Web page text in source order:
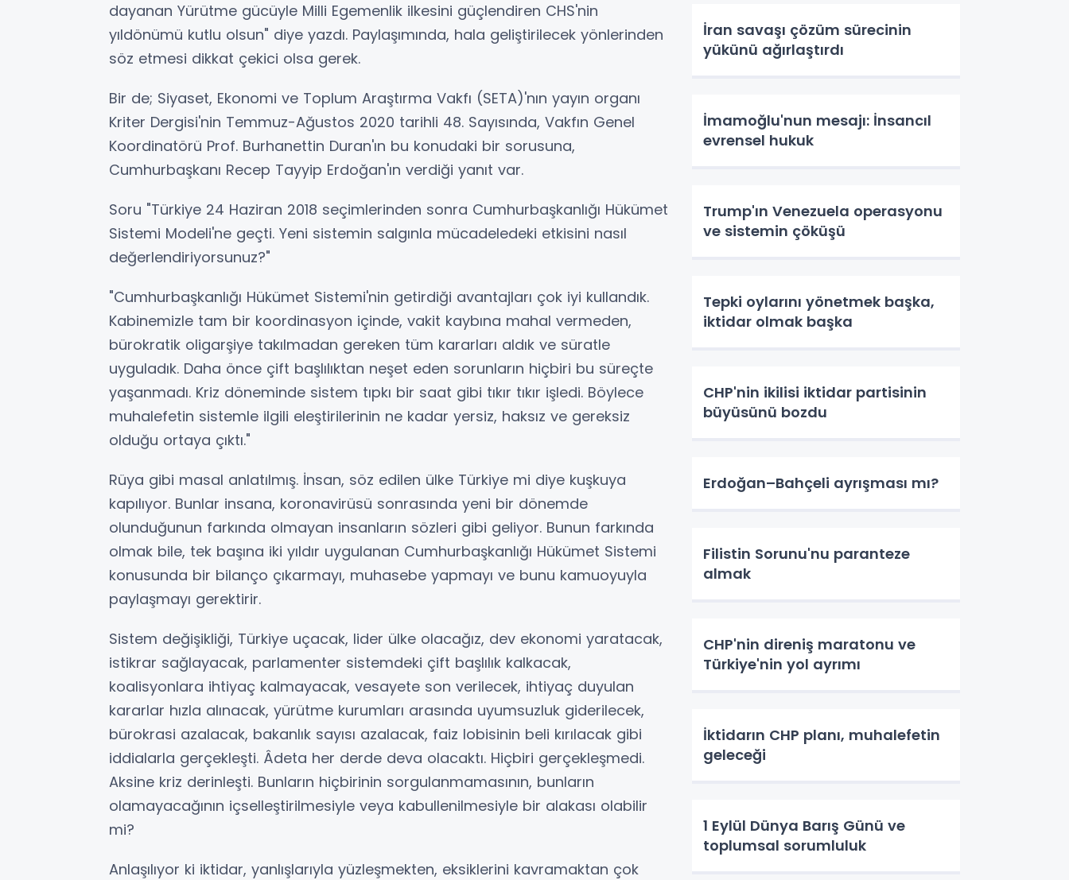
dayanan Yürütme gücüyle Milli Egemenlik ilkesini güçlendiren CHS'nin
yıldönümü kutlu olsun" diye yazdı. Paylaşımında, hala geliştirilecek yönlerinden
söz etmesi dikkat çekici olsa gerek.
Bir de; Siyaset, Ekonomi ve Toplum Araştırma Vakfı (SETA)'nın yayın organı
Kriter Dergisi'nin Temmuz-Ağustos 2020 tarihli 48. Sayısında, Vakfın Genel
Koordinatörü Prof. Burhanettin Duran'ın bu konudaki bir sorusuna,
Cumhurbaşkanı Recep Tayyip Erdoğan'ın verdiği yanıt var.
Soru "Türkiye 24 Haziran 2018 seçimlerinden sonra Cumhurbaşkanlığı Hükümet
Sistemi Modeli'ne geçti. Yeni sistemin salgınla mücadeledeki etkisini nasıl
değerlendiriyorsunuz?"
"Cumhurbaşkanlığı Hükümet Sistemi'nin getirdiği avantajları çok iyi kullandık.
Kabinemizle tam bir koordinasyon içinde, vakit kaybına mahal vermeden,
bürokratik oligarşiye takılmadan gereken tüm kararları aldık ve süratle
uyguladık. Daha önce çift başlılıktan neşet eden sorunların hiçbiri bu süreçte
yaşanmadı. Kriz döneminde sistem tıpkı bir saat gibi tıkır tıkır işledi. Böylece
muhalefetin sistemle ilgili eleştirilerinin ne kadar yersiz, haksız ve gereksiz
olduğu ortaya çıktı."
Rüya gibi masal anlatılmış. İnsan, söz edilen ülke Türkiye mi diye kuşkuya
kapılıyor. Bunlar insana, koronavirüsü sonrasında yeni bir dönemde
olunduğunun farkında olmayan insanların sözleri gibi geliyor. Bunun farkında
olmak bile, tek başına iki yıldır uygulanan Cumhurbaşkanlığı Hükümet Sistemi
konusunda bir bilanço çıkarmayı, muhasebe yapmayı ve bunu kamuoyuyla
paylaşmayı gerektirir.
Sistem değişikliği, Türkiye uçacak, lider ülke olacağız, dev ekonomi yaratacak,
istikrar sağlayacak, parlamenter sistemdeki çift başlılık kalkacak,
koalisyonlara ihtiyaç kalmayacak, vesayete son verilecek, ihtiyaç duyulan
kararlar hızla alınacak, yürütme kurumları arasında uyumsuzluk giderilecek,
bürokrasi azalacak, bakanlık sayısı azalacak, faiz lobisinin beli kırılacak gibi
iddialarla gerçekleşti. Âdeta her derde deva olacaktı. Hiçbiri gerçekleşmedi.
Aksine kriz derinleşti. Bunların hiçbirinin sorgulanmamasının, bunların
olamayacağının içselleştirilmesiyle veya kabullenilmesiyle bir alakası olabilir
mi?
Anlaşılıyor ki iktidar, yanlışlarıyla yüzleşmekten, eksiklerini kavramaktan çok
İran savaşı çözüm sürecinin
yükünü ağırlaştırdı
İmamoğlu'nun mesajı: İnsancıl
evrensel hukuk
Trump'ın Venezuela operasyonu
ve sistemin çöküşü
Tepki oylarını yönetmek başka,
iktidar olmak başka
CHP'nin ikilisi iktidar partisinin
büyüsünü bozdu
Erdoğan–Bahçeli ayrışması mı?
Filistin Sorunu'nu paranteze
almak
CHP'nin direniş maratonu ve
Türkiye'nin yol ayrımı
İktidarın CHP planı, muhalefetin
geleceği
1 Eylül Dünya Barış Günü ve
toplumsal sorumluluk